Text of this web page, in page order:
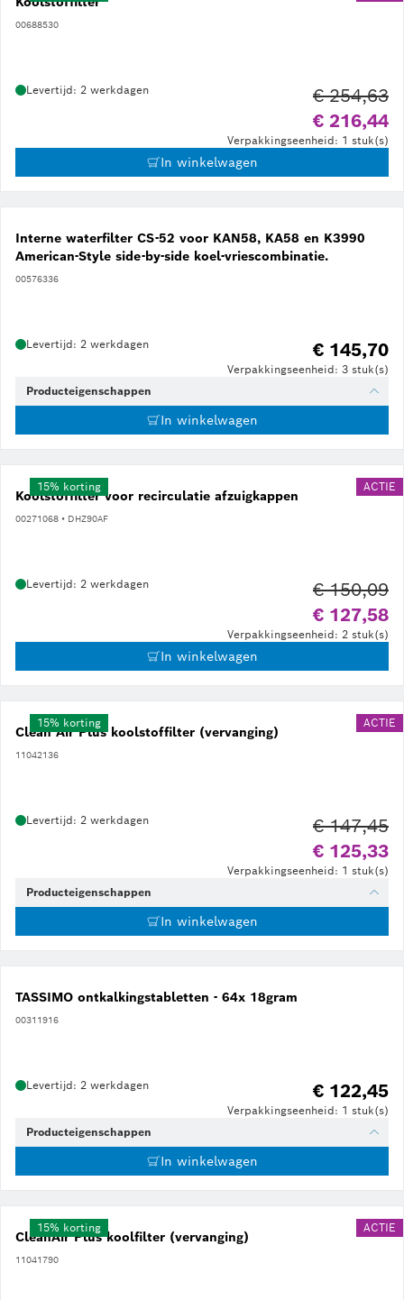
00688530
Levertijd: 2 werkdagen
€ 216,44
€ 254,63
Verpakkingseenheid: 1 stuk(s)
In winkelwagen
Interne waterfilter CS-52 voor KAN58, KA58 en K3990
American-Style side-by-side koel-vriescombinatie.
00576336
Levertijd: 2 werkdagen € 145,70
Verpakkingseenheid: 3 stuk(s)
Producteigenschappen
In winkelwagen
Koolstoffilter voor recirculatie afzuigkappen
00271068 • DHZ90AF
15% korting ACTIE
Levertijd: 2 werkdagen
€ 127,58
€ 150,09
Verpakkingseenheid: 2 stuk(s)
In winkelwagen
Clean Air Plus koolstoffilter (vervanging)
11042136
15% korting ACTIE
Levertijd: 2 werkdagen
€ 125,33
€ 147,45
Verpakkingseenheid: 1 stuk(s)
Producteigenschappen
In winkelwagen
TASSIMO ontkalkingstabletten - 64x 18gram
00311916
Levertijd: 2 werkdagen € 122,45
Verpakkingseenheid: 1 stuk(s)
Producteigenschappen
In winkelwagen
CleanAir Plus koolfilter (vervanging)
11041790
15% korting ACTIE